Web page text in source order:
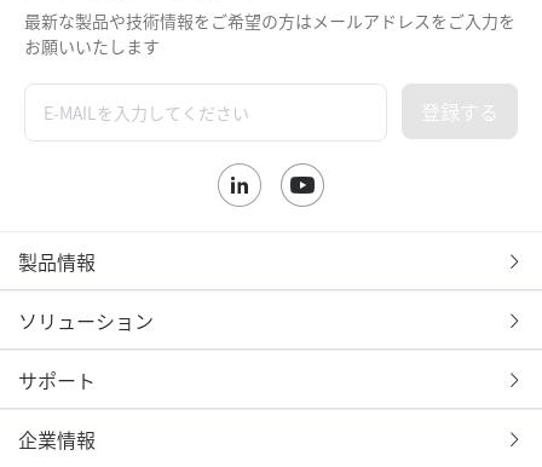
最新な製品や技術情報をご希望の方はメールアドレスをご入力を
お願いいたします
登録する
製品情報
ソリューション
サポート
企業情報